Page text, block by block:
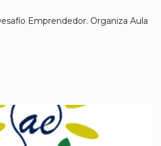
Emprendedor. Organiza Aula